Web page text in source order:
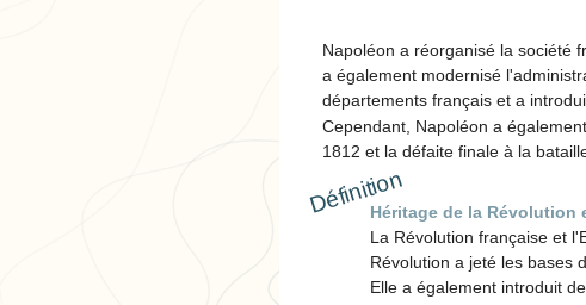
Napoléon a réorganisé la société
a également modernisé
départements français et a
Cependant, Napoléon a
1812 et la défaite finale à la
DéfinitionHéritage de la Révolution
La Révolution française et
Révolution a jeté les bases
Elle a également introduit